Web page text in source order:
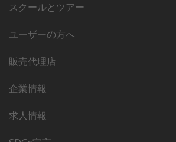
スクールとツアー
ユーザーの方へ
販売代理店
企業情報
求人情報